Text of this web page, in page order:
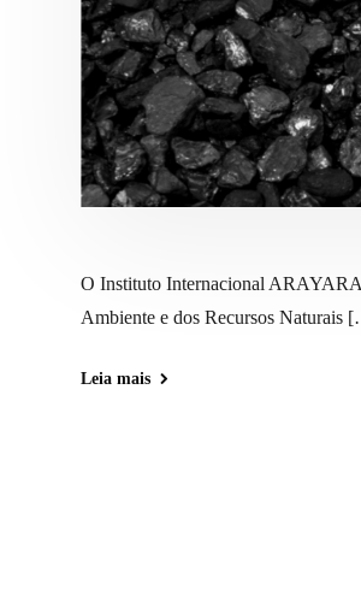
O Instituto Internacional
Ambiente e dos Recursos Naturais
Leia mais